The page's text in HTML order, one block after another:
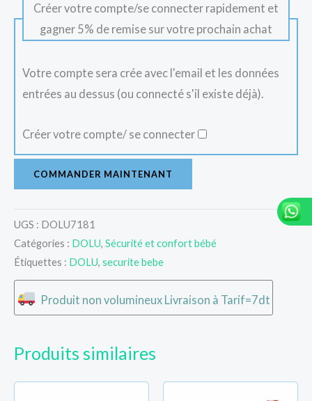
Créer votre compte/se connecter rapidement et
gagner 5% de remise sur votre prochain achat
Votre compte sera crée avec l'email et les données
entrées au dessus (ou connecté s'il existe déjà).
Créer votre compte/ se connecter
COMMANDER MAINTENANT
UGS : DOLU7181
Catégories : DOLU, Sécurité et confort bébé
Étiquettes : DOLU, securite bebe
Produit non volumineux Livraison à Tarif=7dt
Produits similaires